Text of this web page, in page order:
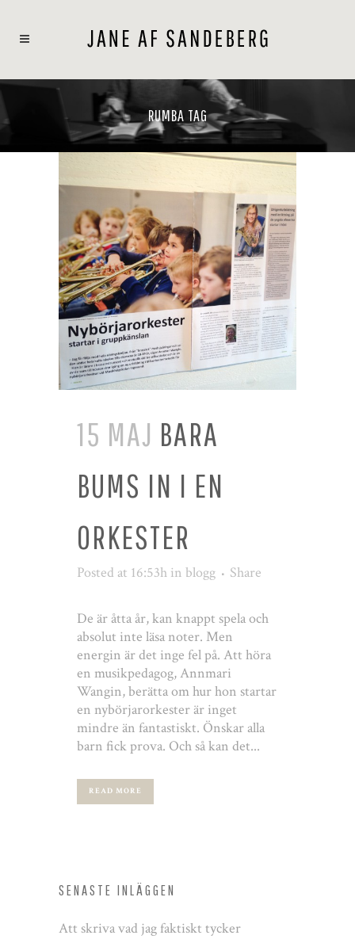
RUMBA TAG
15 MAJ BARA
BUMS IN I EN
ORKESTER
Posted at 16:53h in blogg Share
De är åtta år, kan knappt spela och
absolut inte läsa noter. Men
energin är det inge fel på. Att höra
en musikpedagog, Annmari
Wangin, berätta om hur hon startar
en nybörjarorkester är inget
mindre än fantastiskt. Önskar alla
barn fick prova. Och så kan det...
READ MORE
SENASTE INLÄGGEN
Att skriva vad jag faktiskt tycker